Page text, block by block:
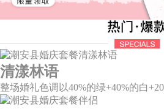
清漾林语